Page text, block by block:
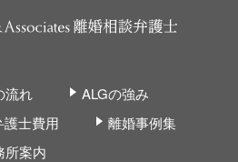
流れ
ALGの強み
護士費用
離婚事例集
所案内